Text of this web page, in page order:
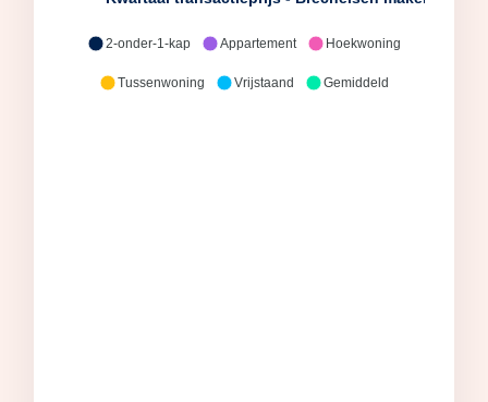
2-onder-1-kap Appartement Hoekwoning
Tussenwoning Vrijstaand Gemiddeld